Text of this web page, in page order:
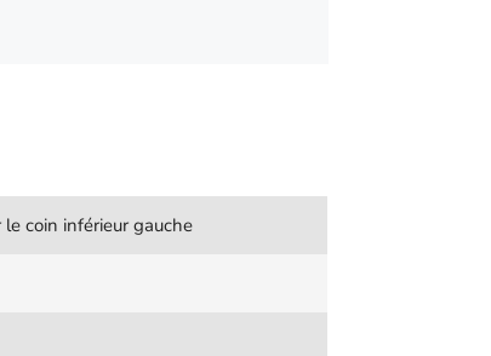
coin inférieur gauche